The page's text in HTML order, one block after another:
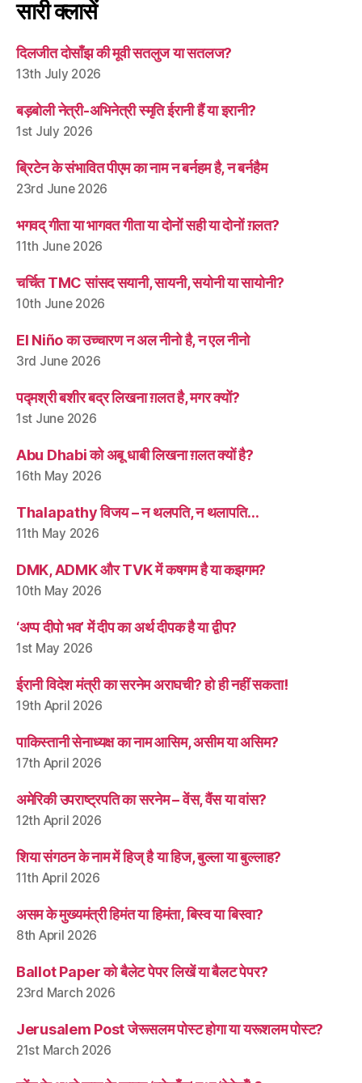
सारी क्लासें
दिलजीत दोसाँझ की मूवी सतलुज या सतलज?
13th July 2026
बड़बोली नेत्री-अभिनेत्री स्मृति ईरानी हैं या इरानी?
1st July 2026
ब्रिटेन के संभावित पीएम का नाम न बर्नहम है, न बर्नहैम
23rd June 2026
भगवद् गीता या भागवत गीता या दोनों सही या दोनों ग़लत?
11th June 2026
चर्चित TMC सांसद सयानी, सायनी, सयोनी या सायोनी?
10th June 2026
El Niño का उच्चारण न अल नीनो है, न एल नीनो
3rd June 2026
पद्मश्री बशीर बद्र लिखना ग़लत है, मगर क्यों?
1st June 2026
Abu Dhabi को अबू धाबी लिखना ग़लत क्यों है?
16th May 2026
Thalapathy विजय – न थलपति, न थलापति…
11th May 2026
DMK, ADMK और TVK में कषगम है या कझगम?
10th May 2026
‘अप्प दीपो भव’ में दीप का अर्थ दीपक है या द्वीप?
1st May 2026
ईरानी विदेश मंत्री का सरनेम अराघची? हो ही नहीं सकता!
19th April 2026
पाकिस्तानी सेनाध्यक्ष का नाम आसिम, असीम या असिम?
17th April 2026
अमेरिकी उपराष्ट्रपति का सरनेम – वेंस, वैंस या वांस?
12th April 2026
शिया संगठन के नाम में हिज् है या हिज, बुल्ला या बुल्लाह?
11th April 2026
असम के मुख्यमंत्री हिमंत या हिमंता, बिस्व या बिस्वा?
8th April 2026
Ballot Paper को बैलेट पेपर लिखें या बैलट पेपर?
23rd March 2026
Jerusalem Post जेरूसलम पोस्ट होगा या यरूशलम पोस्ट?
21st March 2026